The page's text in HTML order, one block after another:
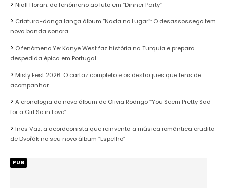
Niall Horan: do fenómeno ao luto em “Dinner Party”
Criatura-dança lança álbum “Nada no Lugar”: O desassossego tem
nova banda sonora
O fenómeno Ye: Kanye West faz história na Turquia e prepara
despedida épica em Portugal
Misty Fest 2026: O cartaz completo e os destaques que tens de
acompanhar
A cronologia do novo álbum de Olivia Rodrigo “You Seem Pretty Sad
for a Girl So in Love”
Inês Vaz, a acordeonista que reinventa a música romântica erudita
de Dvořák no seu novo álbum “Espelho”
PUB